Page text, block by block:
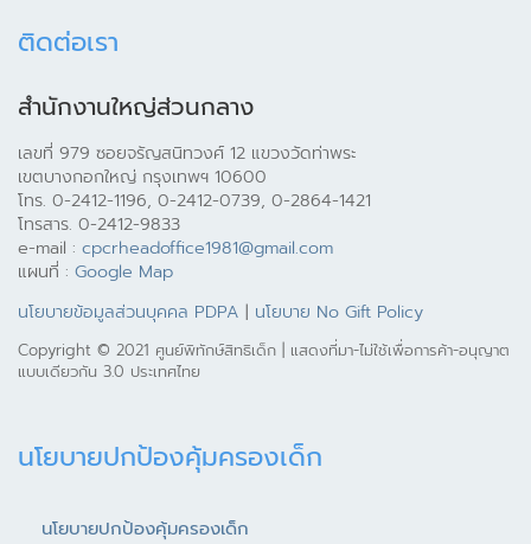
ติดต่อเรา
สำนักงานใหญ่ส่วนกลาง
เลขที่ 979 ซอยจรัญสนิทวงศ์ 12 แขวงวัดท่าพระ
เขตบางกอกใหญ่ กรุงเทพฯ 10600
โทร. 0-2412-1196, 0-2412-0739, 0-2864-1421
โทรสาร. 0-2412-9833
e-mail : cpcrheadoffice1981@gmail.com
แผนที่ : Google Map
นโยบายข้อมูลส่วนบุคคล PDPA | นโยบาย No Gift Policy
Copyright © 2021 ศูนย์พิทักษ์สิทธิเด็ก | แสดงที่มา-ไม่ใช้เพื่อการค้า-อนุญาต
แบบเดียวกัน 3.0 ประเทศไทย
นโยบายปกป้องคุ้มครองเด็ก
นโยบายปกป้องคุ้มครองเด็ก